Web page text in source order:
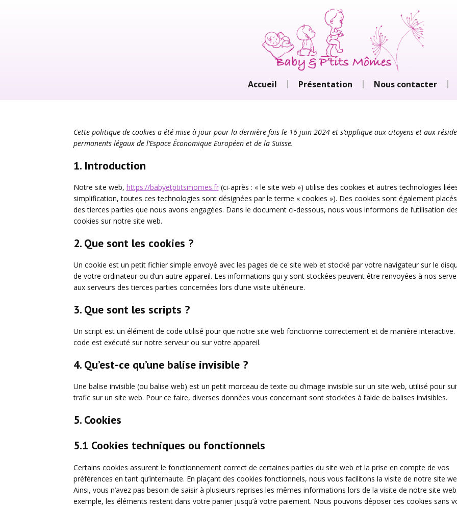
Accueil Présentation Nous contacter
Cette politique de cookies a été mise à jour pour la dernière fois le 16 juin 2024 et s’applique aux citoyens et aux
permanents légaux de l’Espace Économique Européen et de la Suisse.
1. Introduction
Notre site web, https://babyetptitsmomes.fr(ci-après : « le site web ») utilise des cookies et autres technologies
simplification, toutes ces technologies sont désignées par le terme « cookies »). Des cookies sont également
des tierces parties que nous avons engagées. Dans le document ci-dessous, nous vous informons de l’utilisation
cookies sur notre site web.
2. Que sont les cookies ?
Un cookie est un petit fichier simple envoyé avec les pages de ce site web et stocké par votre navigateur sur le
de votre ordinateur ou d’un autre appareil. Les informations qui y sont stockées peuvent être renvoyées à nos
aux serveurs des tierces parties concernées lors d’une visite ultérieure.
3. Que sont les scripts ?
Un script est un élément de code utilisé pour que notre site web fonctionne correctement et de manière interactive.
code est exécuté sur notre serveur ou sur votre appareil.
4. Qu’est-ce qu’une balise invisible ?
Une balise invisible (ou balise web) est un petit morceau de texte ou d’image invisible sur un site web, utilisé pour
trafic sur un site web. Pour ce faire, diverses données vous concernant sont stockées à l’aide de balises invisibles.
5. Cookies
5.1 Cookies techniques ou fonctionnels
Certains cookies assurent le fonctionnement correct de certaines parties du site web et la prise en compte de vos
préférences en tant qu’internaute. En plaçant des cookies fonctionnels, nous vous facilitons la visite de notre site
Ainsi, vous n’avez pas besoin de saisir à plusieurs reprises les mêmes informations lors de la visite de notre site
exemple, les éléments restent dans votre panier jusqu’à votre paiement. Nous pouvons déposer ces cookies sans